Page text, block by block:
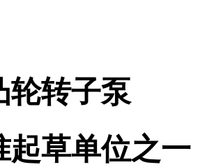
轮转子泵
起草单位之一